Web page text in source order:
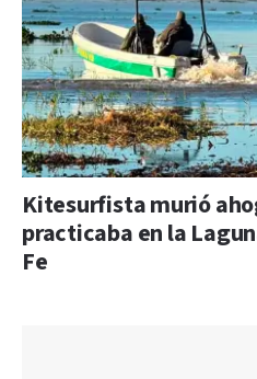
Kitesurfista murió
practicaba en la
Fe